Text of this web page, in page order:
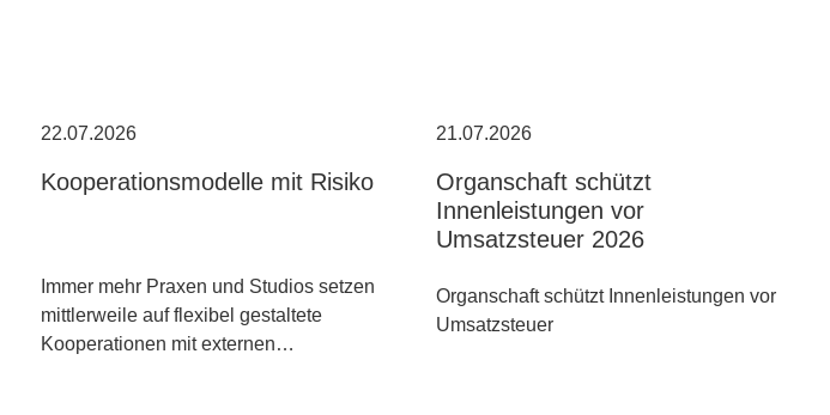
22.07.2026
Kooperationsmodelle mit Risiko
Immer mehr Praxen und Studios setzen
mittlerweile auf flexibel gestaltete
Kooperationen mit externen…
21.07.2026
Organschaft schützt
Innenleistungen vor
Umsatzsteuer 2026
Organschaft schützt Innenleistungen vor
Umsatzsteuer